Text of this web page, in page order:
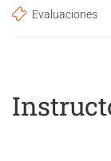
Evaluaciones